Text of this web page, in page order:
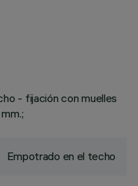
- fijación con muelles
Empotrado en el techo